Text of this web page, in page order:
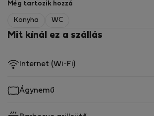
Még tartozik hozzá
Konyha WC
Mit kínál ez a szállás
Internet (Wi-Fi)
Ágynemű